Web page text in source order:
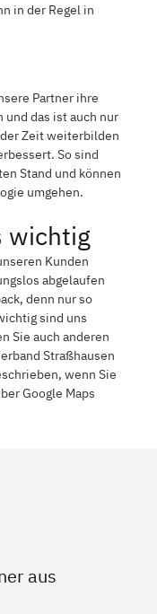
in der Regel in
Partner ihre
das ist auch nur
Zeit weiterbilden
So sind
Stand und können
umgehen.
wichtig
Kunden
abgelaufen
denn nur so
sind uns
Sie auch anderen
Straßhausen
wenn Sie
Google Maps
aus